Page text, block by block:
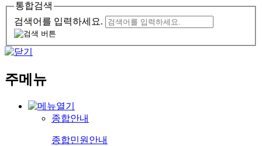
통합검색
검색어를 입력하세요.
주메뉴
종합안내
종합민원안내